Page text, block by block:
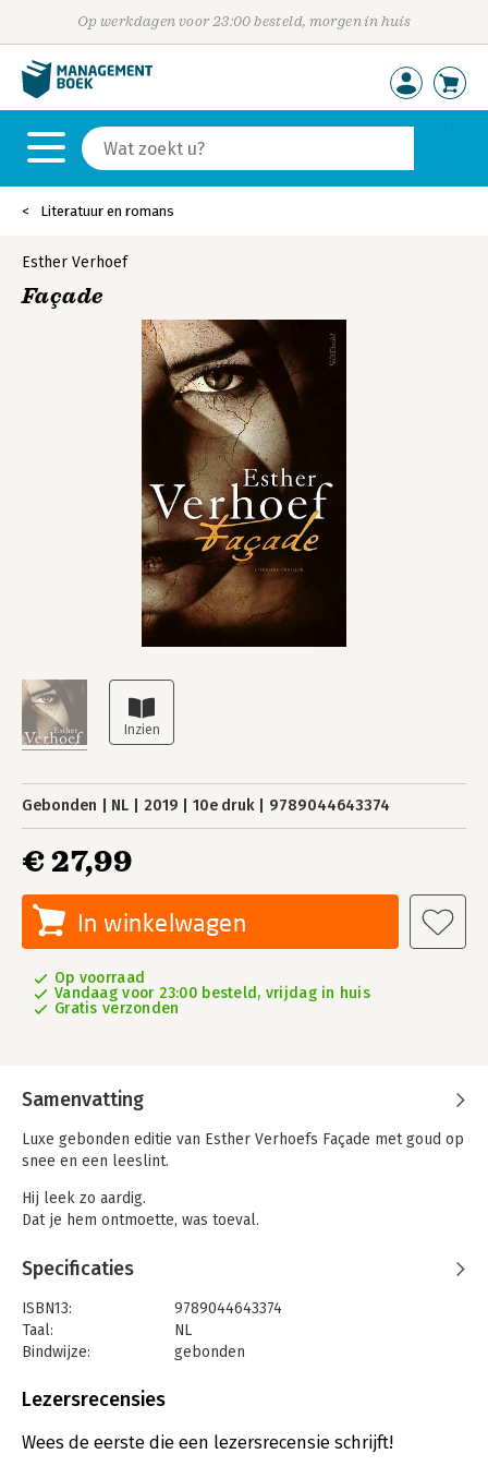
Op werkdagen voor 23:00 besteld, morgen in huis
Literatuur en romans
Esther Verhoef
Façade
Gebonden NL 2019 10e druk 9789044643374
€ 27,99
In winkelwagen
Op voorraad
Vandaag voor 23:00 besteld, vrijdag in huis
Gratis verzonden
Samenvatting
Luxe gebonden editie van Esther Verhoefs Façade met goud op
snee en een leeslint.
Hij leek zo aardig.
Dat je hem ontmoette, was toeval.
Twee jaar na haar pijnlijke scheiding komt jonge moeder Iris
van der Steen eindelijk aan vakantie toe. Een roadtrip dwars
door snikheet Europa met oldtimer Toet, en stapels
cassettebandjes uit haar jeugd, moet haar dichter bij zichzelf
en bij haar reislustige moeder in Portugal brengen. Wanneer
ze de knappe, charismatische sportinstructeur Mischa de Jong
laat instappen lijkt de reis een romantische wending te nemen.
Maar Mischa is niet wie hij zegt te zijn.
Specificaties
ISBN13:
9789044643374
Taal:
NL
Bindwijze:
gebonden
Uitgever:
Verschijningsdatum:
27-11-2019
Lezersrecensies
Wees de eerste die een lezersrecensie schrijft!